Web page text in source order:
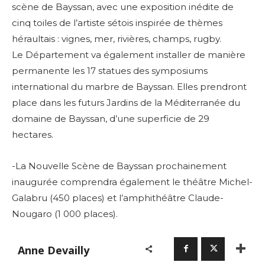
scène de Bayssan, avec une exposition inédite de
cinq toiles de l’artiste sétois inspirée de thèmes
héraultais : vignes, mer, rivières, champs, rugby.
Le Département va également installer de manière
permanente les 17 statues des symposiums
international du marbre de Bayssan. Elles prendront
place dans les futurs Jardins de la Méditerranée du
domaine de Bayssan, d’une superficie de 29
hectares.
-La Nouvelle Scène de Bayssan prochainement
inaugurée comprendra également le théâtre Michel-
Galabru (450 places) et l’amphithéâtre Claude-
Nougaro (1 000 places).
Anne Devailly